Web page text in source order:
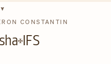
CONSTANTIN
IFS